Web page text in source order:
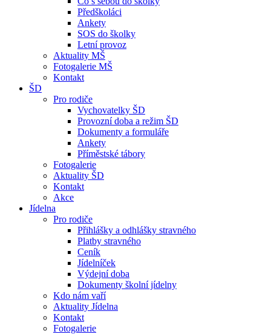
Předškoláci
Ankety
SOS do školky
Letní provoz
Aktuality MŠ
Fotogalerie MŠ
Kontakt
ŠD
Pro rodiče
Vychovatelky ŠD
Provozní doba a režim ŠD
Dokumenty a formuláře
Ankety
Příměstské tábory
Fotogalerie
Aktuality ŠD
Kontakt
Akce
Jídelna
Pro rodiče
Přihlášky a odhlášky stravného
Platby stravného
Ceník
Jídelníček
Výdejní doba
Dokumenty školní jídelny
Kdo nám vaří
Aktuality Jídelna
Kontakt
Fotogalerie